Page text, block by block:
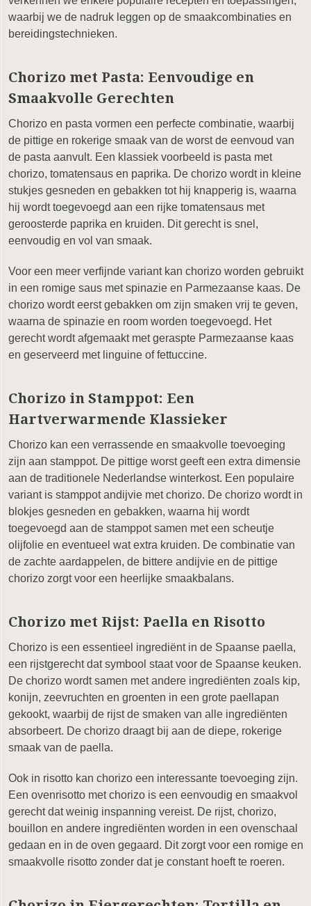
waarbij we de nadruk leggen op de smaakcombinaties en
bereidingstechnieken.
Chorizo met Pasta: Eenvoudige en
Smaakvolle Gerechten
Chorizo en pasta vormen een perfecte combinatie, waarbij
de pittige en rokerige smaak van de worst de eenvoud van
de pasta aanvult. Een klassiek voorbeeld is pasta met
chorizo, tomatensaus en paprika. De chorizo wordt in kleine
stukjes gesneden en gebakken tot hij knapperig is, waarna
hij wordt toegevoegd aan een rijke tomatensaus met
geroosterde paprika en kruiden. Dit gerecht is snel,
eenvoudig en vol van smaak.
Voor een meer verfijnde variant kan chorizo worden gebruikt
in een romige saus met spinazie en Parmezaanse kaas. De
chorizo wordt eerst gebakken om zijn smaken vrij te geven,
waarna de spinazie en room worden toegevoegd. Het
gerecht wordt afgemaakt met geraspte Parmezaanse kaas
en geserveerd met linguine of fettuccine.
Chorizo in Stamppot: Een
Hartverwarmende Klassieker
Chorizo kan een verrassende en smaakvolle toevoeging
zijn aan stamppot. De pittige worst geeft een extra dimensie
aan de traditionele Nederlandse winterkost. Een populaire
variant is stamppot andijvie met chorizo. De chorizo wordt in
blokjes gesneden en gebakken, waarna hij wordt
toegevoegd aan de stamppot samen met een scheutje
olijfolie en eventueel wat extra kruiden. De combinatie van
de zachte aardappelen, de bittere andijvie en de pittige
chorizo zorgt voor een heerlijke smaakbalans.
Chorizo met Rijst: Paella en Risotto
Chorizo is een essentieel ingrediënt in de Spaanse paella,
een rijstgerecht dat symbool staat voor de Spaanse keuken.
De chorizo wordt samen met andere ingrediënten zoals kip,
konijn, zeevruchten en groenten in een grote paellapan
gekookt, waarbij de rijst de smaken van alle ingrediënten
absorbeert. De chorizo draagt bij aan de diepe, rokerige
smaak van de paella.
Ook in risotto kan chorizo een interessante toevoeging zijn.
Een ovenrisotto met chorizo is een eenvoudig en smaakvol
gerecht dat weinig inspanning vereist. De rijst, chorizo,
bouillon en andere ingrediënten worden in een ovenschaal
gedaan en in de oven gegaard. Dit zorgt voor een romige en
smaakvolle risotto zonder dat je constant hoeft te roeren.